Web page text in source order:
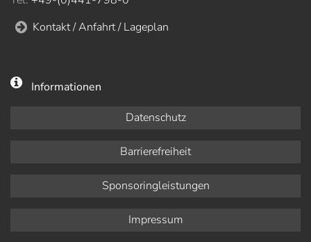
Kontakt / Anfahrt / Lageplan
Informationen
Datenschutz
Barrierefreiheit
Sponsoringleistungen
Impressum